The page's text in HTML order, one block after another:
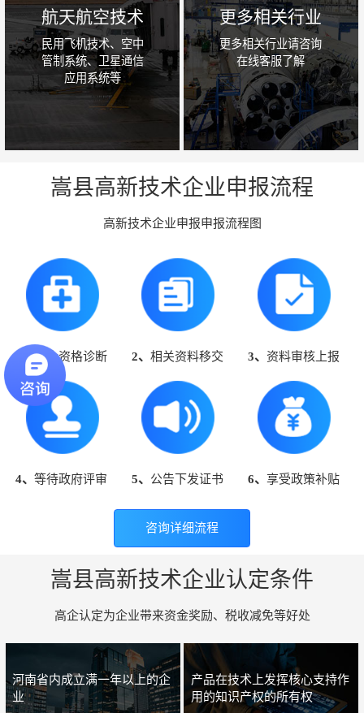
航天航空技术
民用飞机技术、空中
管制系统、卫星通信
应用系统等
更多相关行业
更多相关行业请咨询
在线客服了解
嵩县高新技术企业申报流程
高新技术企业申报申报流程图
1、高企资格诊断 2、 相关资料移交 3、 资料审核上报
4、等待政府评审 5、 公告下发证书 6、 享受政策补贴
咨询详细流程
嵩县高新技术企业认定条件
高企认定为企业带来资金奖励、税收减免等好处
河南省内成立满一年以上的企
业
产品在技术上发挥核心支持作
用的知识产权的所有权